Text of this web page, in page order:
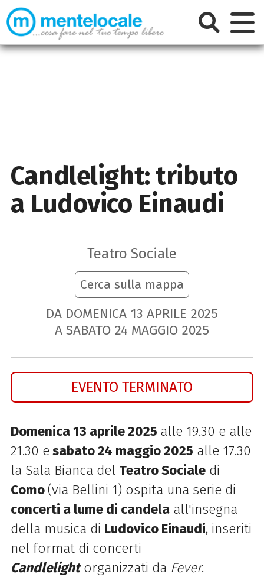
Candlelight: tributo
a Ludovico Einaudi
Teatro Sociale
Cerca sulla mappa
DA DOMENICA 13 APRILE 2025
A SABATO 24 MAGGIO 2025
EVENTO TERMINATO
Domenica 13 aprile 2025 alle 19.30 e alle
21.30 e sabato 24 maggio2025 alle 17.30
la Sala Bianca del Teatro Socialedi
Como(via Bellini 1) ospita una serie di
concerti a lume di candelaall'insegna
della musica di Ludovico Einaudi, inseriti
nel format di concerti
Candlelightorganizzati da Fever.